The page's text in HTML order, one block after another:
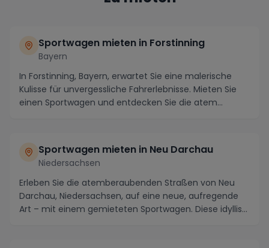
Sportwagen mieten in Forstinning
Bayern
In Forstinning, Bayern, erwartet Sie eine malerische
Kulisse für unvergessliche Fahrerlebnisse. Mieten Sie
einen Sportwagen und entdecken Sie die atem...
Sportwagen mieten in Neu Darchau
Niedersachsen
Erleben Sie die atemberaubenden Straßen von Neu
Darchau, Niedersachsen, auf eine neue, aufregende
Art – mit einem gemieteten Sportwagen. Diese idyllis...